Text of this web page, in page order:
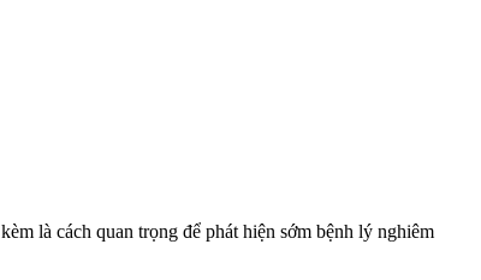
là cách quan trọng để phát hiện sớm bệnh lý nghiêm